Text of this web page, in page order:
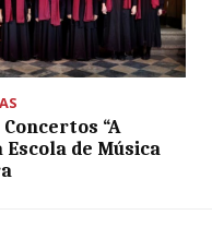
“A
Escola de Música